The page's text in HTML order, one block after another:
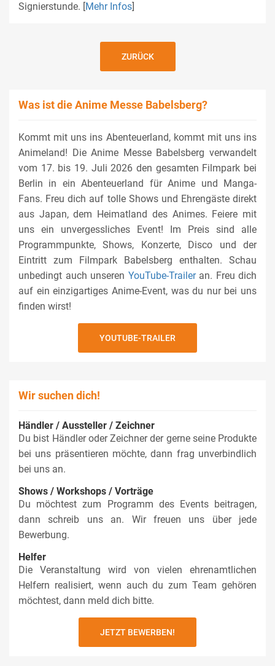
Signierstunde. [Mehr Infos]
ZURÜCK
Was ist die Anime Messe Babelsberg?
Kommt mit uns ins Abenteuerland, kommt mit uns ins
Animeland! Die Anime Messe Babelsberg verwandelt
vom 17. bis 19. Juli 2026 den gesamten Filmpark bei
Berlin in ein Abenteuerland für Anime und Manga-
Fans. Freu dich auf tolle Shows und Ehrengäste direkt
aus Japan, dem Heimatland des Animes. Feiere mit
uns ein unvergessliches Event! Im Preis sind alle
Programmpunkte, Shows, Konzerte, Disco und der
Eintritt zum Filmpark Babelsberg enthalten. Schau
unbedingt auch unseren YouTube-Traileran. Freu dich
auf ein einzigartiges Anime-Event, was du nur bei uns
finden wirst!
YOUTUBE-TRAILER
Wir suchen dich!
Händler / Aussteller / Zeichner
Du bist Händler oder Zeichner der gerne seine Produkte
bei uns präsentieren möchte, dann frag unverbindlich
bei uns an.
Shows / Workshops / Vorträge
Du möchtest zum Programm des Events beitragen,
dann schreib uns an. Wir freuen uns über jede
Bewerbung.
Helfer
Die Veranstaltung wird von vielen ehrenamtlichen
Helfern realisiert, wenn auch du zum Team gehören
möchtest, dann meld dich bitte.
JETZT BEWERBEN!